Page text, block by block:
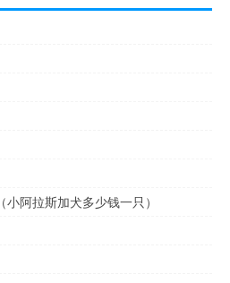
阿拉斯加犬多少钱一只）